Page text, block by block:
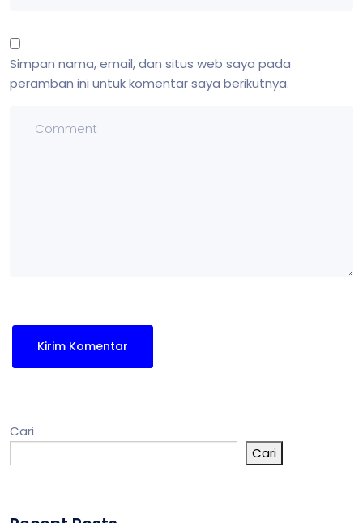
Simpan nama, email, dan situs web saya pada
peramban ini untuk komentar saya berikutnya.
Cari
Cari